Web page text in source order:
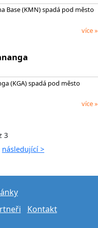
Base (KMN) spadá pod město
více »
(KGA) spadá pod město
více »
3
následující >
Kontakt